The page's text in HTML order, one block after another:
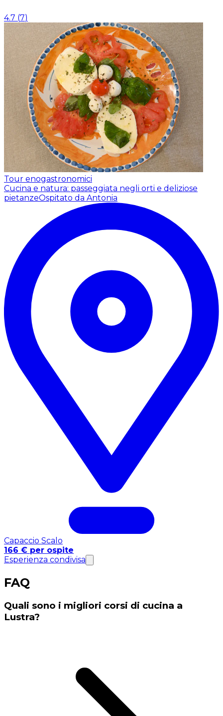
4.7 (7)
Tour enogastronomici
Cucina e natura: passeggiata negli orti e deliziose
pietanzeOspitato da Antonia
Capaccio Scalo
166 € per ospite
Esperienza condivisa
FAQ
Quali sono i migliori corsi di cucina a
Lustra?